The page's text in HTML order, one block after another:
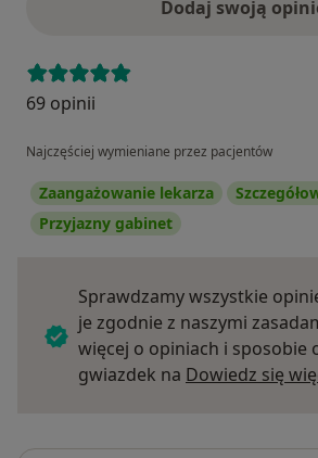
Dodaj swoją
69 opinii
Najczęściej wymieniane przez pacjentów
Zaangażowanie lekarza
Przyjazny gabinet
Sprawdzamy wszystkie
je zgodnie z naszymi
więcej o opiniach i sposobie
gwiazdek na Dowiedz się